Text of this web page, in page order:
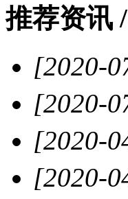
推荐资讯 /
[2020-
[2020-
[2020-
[2020-